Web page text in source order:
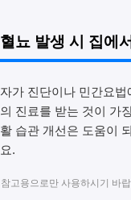
혈뇨 발생 시 집에
자가 진단이나 민간요
의 진료를 받는 것이 가
활 습관 개선은 도움이
요.
참고용으로만 사용하시기 바